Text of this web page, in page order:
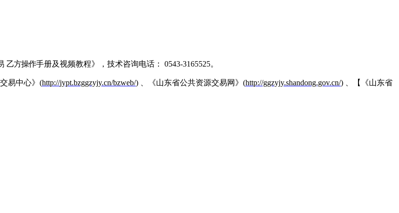
乙方操作手册及视频教程》，技术咨询电话： 0543-3165525。
易中心》 (http://jypt.bzggzyjy.cn/bzweb/) 、《山东省公共资源交易网》 (http://ggzyjy.shandong.gov.cn/) 、【《山东省